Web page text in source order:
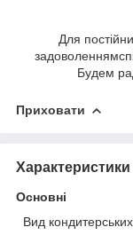
Для
Будем
Приховати
Характеристики
Основні
Вид